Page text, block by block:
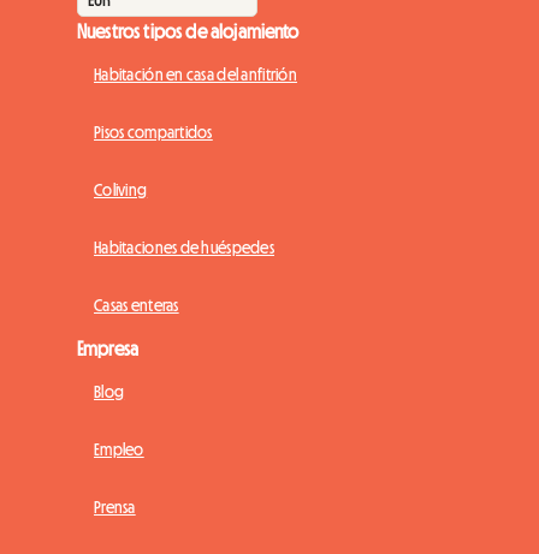
Nuestros tipos de alojamiento
Habitación en casa del anfitrión
Pisos compartidos
Coliving
Habitaciones de huéspedes
Casas enteras
Empresa
Blog
Empleo
Prensa